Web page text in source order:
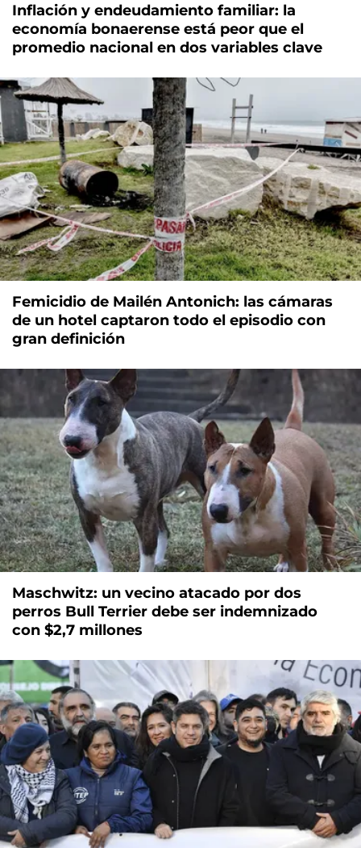
Inflación y endeudamiento familiar: la
economía bonaerense está peor que el
promedio nacional en dos variables clave
Femicidio de Mailén Antonich: las cámaras
de un hotel captaron todo el episodio con
gran definición
Maschwitz: un vecino atacado por dos
perros Bull Terrier debe ser indemnizado
con $2,7 millones